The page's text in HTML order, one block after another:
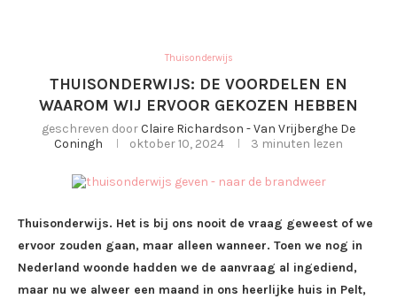
Thuisonderwijs
THUISONDERWIJS: DE VOORDELEN EN
WAAROM WIJ ERVOOR GEKOZEN HEBBEN
geschreven doorClaire Richardson - Van Vrijberghe De
Coningh
oktober 10, 2024 3 minuten lezen
Thuisonderwijs. Het is bij ons nooit de vraag geweest of we
ervoor zouden gaan, maar alleen wanneer. Toen we nog in
Nederland woonde hadden we de aanvraag al ingediend,
maar nu we alweer een maand in ons heerlijke huis in Pelt,